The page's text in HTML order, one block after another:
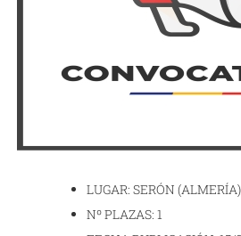
LUGAR: SERÓN (ALMERÍA)
Nº PLAZAS: 1